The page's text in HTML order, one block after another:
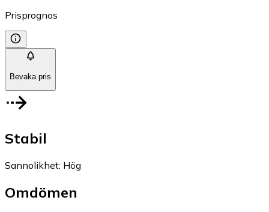
Prisprognos
Bevaka pris
Stabil
Sannolikhet: Hög
Omdömen